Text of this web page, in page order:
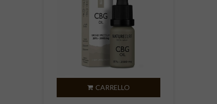
CARRELLO